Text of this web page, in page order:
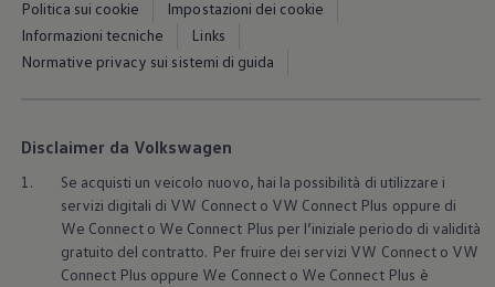
Blog Volkswagen
Politica sui cookie
Impostazioni dei cookie
Informazioni tecniche
Links
Normative privacy sui sistemi di guida
Disclaimer da Volkswagen
1.
Se acquisti un veicolo nuovo, hai la possibilità di utilizzare i
servizi digitali di VW Connect o VW Connect Plus oppure di
We Connect o We Connect Plus per l’iniziale periodo di validità
gratuito del contratto. Per fruire dei servizi VW Connect o VW
Connect Plus oppure We Connect o We Connect Plus è